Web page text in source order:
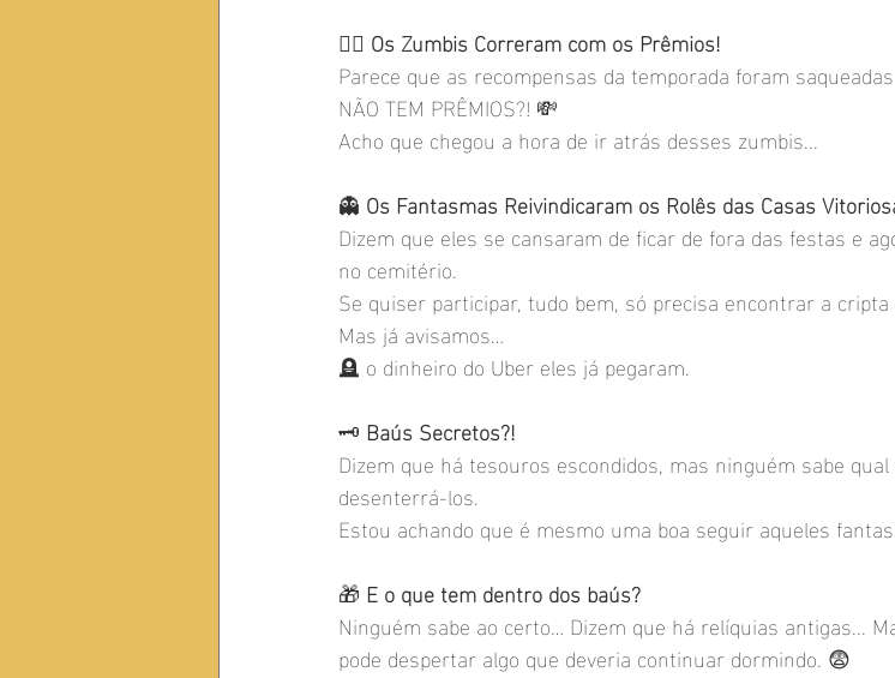
🧟‍♂ Os Zumbis Correram com os Prêmios!
Parece que as recompensas da temporada foram
NÃO TEM PRÊMIOS?! 💸
Acho que chegou a hora de ir atrás desses zumbis...
👻 Os Fantasmas Reivindicaram os Rolês das Casas
Dizem que eles se cansaram de ficar de fora das festas e
no cemitério.
Se quiser participar, tudo bem, só precisa encontrar a
Mas já avisamos…
🪦 o dinheiro do Uber eles já pegaram.
🗝 Baús Secretos?!
Dizem que há tesouros escondidos, mas ninguém sabe
desenterrá-los.
Estou achando que é mesmo uma boa seguir aqueles
🎁 E o que tem dentro dos baús?
Ninguém sabe ao certo… Dizem que há relíquias antigas...
pode despertar algo que deveria continuar dormindo. 😨